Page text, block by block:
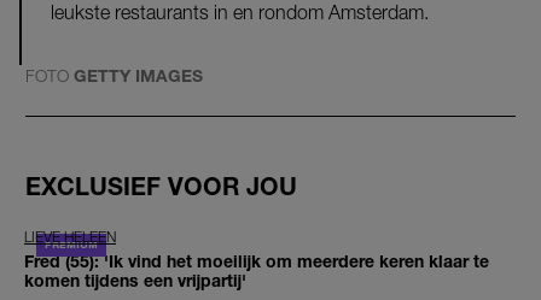
leukste restaurants in en rondom Amsterdam.
FOTO GETTY IMAGES
EXCLUSIEF VOOR JOU
LIEVE HELEEN
Fred (55): 'Ik vind het moeilijk om meerdere keren klaar te
komen tijdens een vrijpartij'